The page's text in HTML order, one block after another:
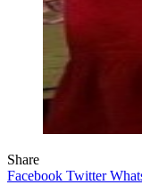
Share
Facebook Twitter